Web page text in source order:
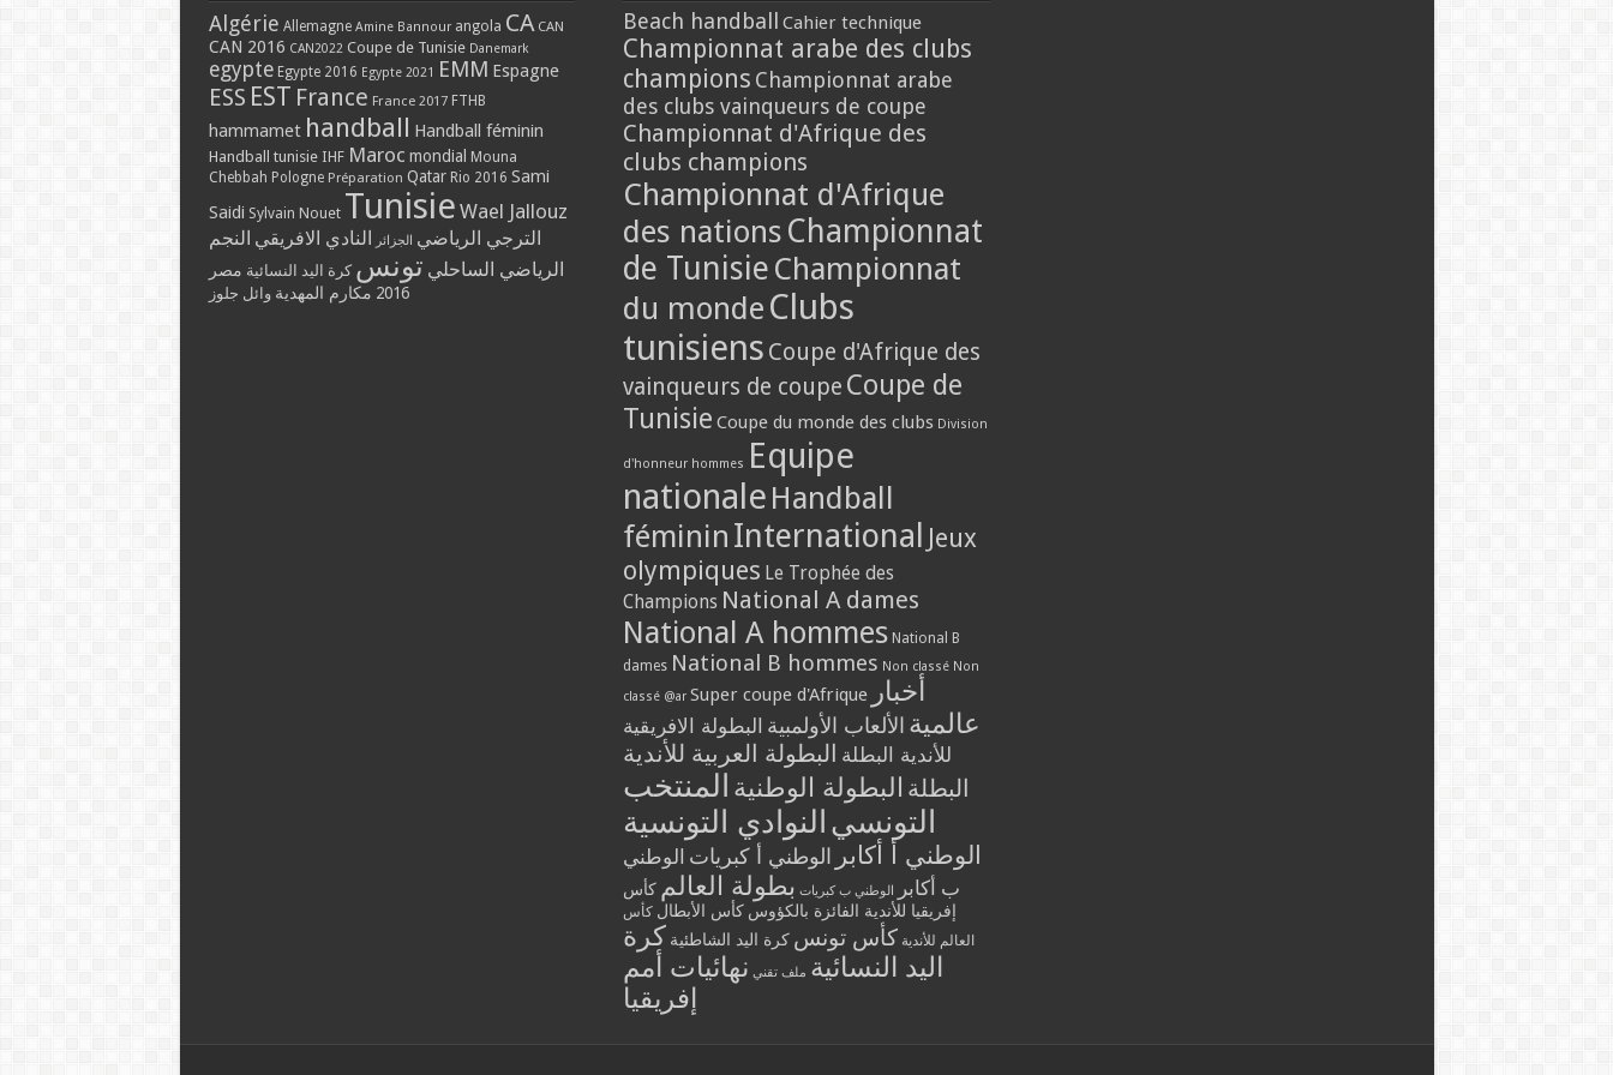
Algérie Allemagne Amine Bannour angola CA CAN
CAN 2016 CAN2022 Coupe de Tunisie Danemark
egypte Egypte 2016 Egypte 2021 EMM Espagne
ESS EST France France 2017 FTHB
hammamet handball Handball féminin
Handball tunisie IHF Maroc mondial Mouna
Chebbah Pologne Préparation Qatar Rio 2016 Sami
Saidi Sylvain Nouet Tunisie Wael Jallouz
الترجي الرياضي الجزائر النادي الافريقي النجم
الرياضي الساحلي تونس كرة اليد النسائية مصر
2016 مكارم المهدية وائل جلوز
Beach handball Cahier technique
Championnat arabe des clubs
champions Championnat arabe
des clubs vainqueurs de coupe
Championnat d'Afrique des
clubs champions
Championnat d'Afrique
des nations Championnat
de Tunisie Championnat
du monde Clubs
tunisiens Coupe d'Afrique des
vainqueurs de coupe Coupe de
Tunisie Coupe du monde des clubs Division
d'honneur hommes Equipe
nationale Handball
féminin International Jeux
olympiques Le Trophée des
Champions National A dames
National A hommes National B
dames National B hommes Non classé Non
classé @ar Super coupe d'Afrique أخبار
عالمية الألعاب الأولمبية البطولة الافريقية
للأندية البطلة البطولة العربية للأندية
البطلة البطولة الوطنية المنتخب
التونسي النوادي التونسية
الوطني أ أكابر الوطني أ كبريات الوطني
ب أكابر
الوطني ب كبريات بطولة العالم كأس
إفريقيا للأندية الفائزة بالكؤوس كأس الأبطال كأس
العالم للأندية كأس تونس كرة اليد الشاطئية كرة
اليد النسائية ملف تقني نهائيات أمم
إفريقيا